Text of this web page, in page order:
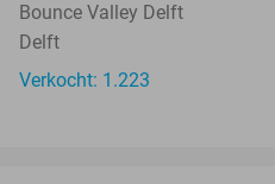
Bounce Valley Delft
Delft
Verkocht: 1.223